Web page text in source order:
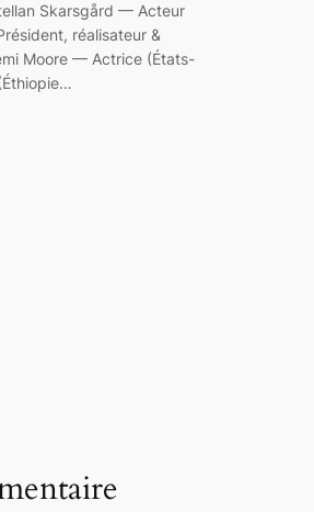
Skarsgård — Acteur
réalisateur &
Moore — Actrice (États-